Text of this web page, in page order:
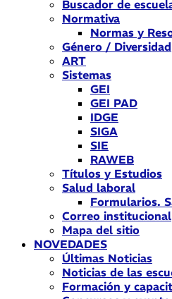
Buscador de
Normativa
Normas y
Género / Diversidad
ART
Sistemas
GEI
GEI PAD
IDGE
SIGA
SIE
RAWEB
Títulos y Estudios
Salud laboral
Formularios.
Correo institucional
Mapa del sitio
NOVEDADES
Últimas Noticias
Noticias de las
Formación y